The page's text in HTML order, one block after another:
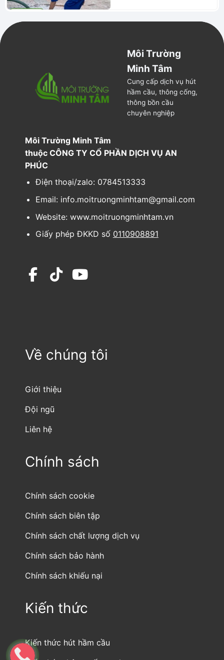
Môi Trường
Minh Tâm
Cung cấp dịch vụ hút
hầm cầu, thông cống,
thông bồn cầu
chuyên nghiệp
Môi Trường Minh Tâm
thuộc CÔNG TY CỔ PHẦN DỊCH VỤ AN
PHÚC
Điện thoại/zalo: 0784513333
Email: info.moitruongminhtam@gmail.com
Website: www.moitruongminhtam.vn
Giấy phép ĐKKD số 0110908891
Về chúng tôi
Giới thiệu
Đội ngũ
Liên hệ
Chính sách
Chính sách cookie
Chính sách biên tập
Chính sách chất lượng dịch vụ
Chính sách bảo hành
Chính sách khiếu nại
Kiến thức
Kiến thức hút hầm cầu